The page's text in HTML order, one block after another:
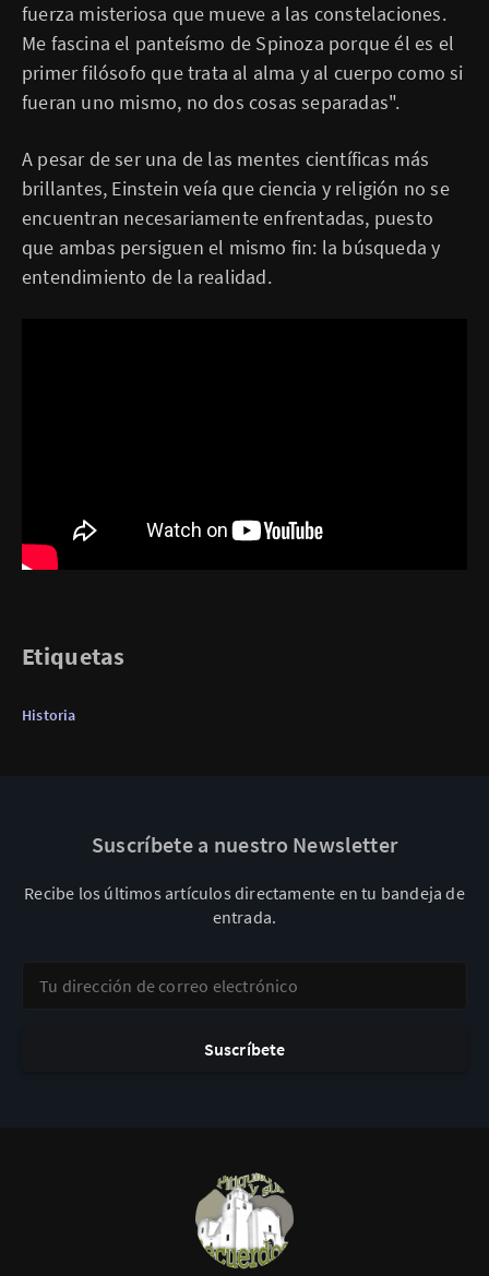
fuerza misteriosa que mueve a las constelaciones.
Me fascina el panteísmo de Spinoza porque él es el
primer filósofo que trata al alma y al cuerpo como si
fueran uno mismo, no dos cosas separadas".
A pesar de ser una de las mentes científicas más
brillantes, Einstein veía que ciencia y religión no se
encuentran necesariamente enfrentadas, puesto
que ambas persiguen el mismo fin: la búsqueda y
entendimiento de la realidad.
Etiquetas
Historia
Suscríbete a nuestro Newsletter
Recibe los últimos artículos directamente en tu bandeja de
entrada.
Suscríbete